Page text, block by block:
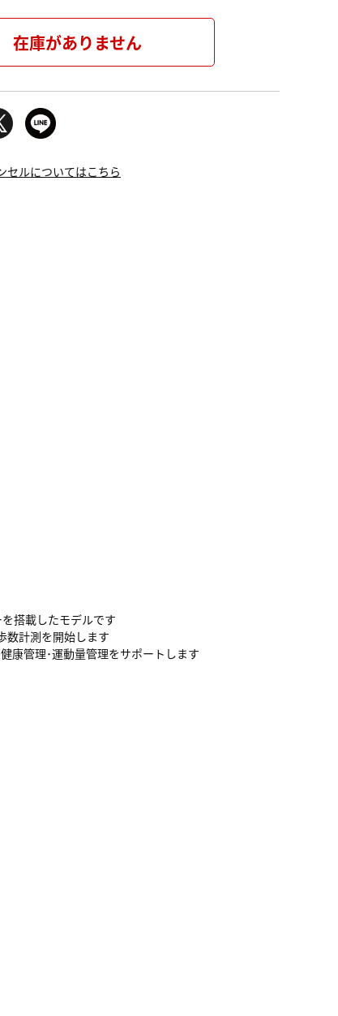
在庫がありません
セルについてはこちら
搭載したモデルです
数計測を開始します
康管理･運動量管理をサポートします